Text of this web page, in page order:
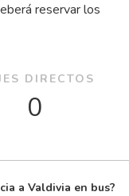
reservar los
DIRECTOS
0
a Valdivia en bus?